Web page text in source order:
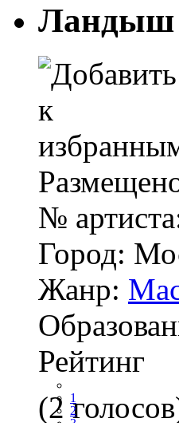
Ландыш
№
Город:
Жанр:
Рейтинг
1
2
3
(2